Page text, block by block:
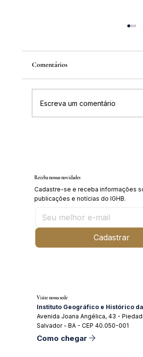
Comentários
Escreva um comentário
Receba nossas novidades
Cadastre-se e receba informações
publicações e notícias do IGHB.
Cadastrar
Visite nossa sede
Instituto Geográfico e Histórico
Avenida Joana Angélica, 43 -
Salvador - BA - CEP 40.050-001
Como chegar